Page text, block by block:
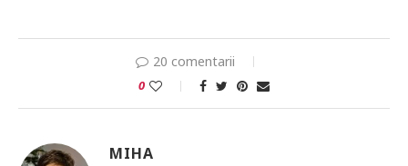
20 comentarii
0
MIHA